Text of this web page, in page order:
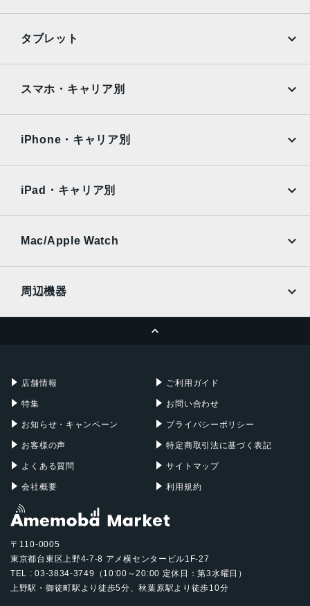
AQUOS
OPPO Android
タブレット
Surface
Xiaomi Tablet
スマホ・キャリア別
Ymobile
UQmobile
iPhone・キャリア別
Ymobile
UQmobile
iPad・キャリア別
Mac/Apple Watch
周辺機器
店舗情報
特集
お知らせ・キャンペーン
お客様の声
よくある質問
会社概要
ご利用ガイド
お問い合わせ
プライバシーポリシー
特定商取引法に基づく表記
サイトマップ
利用規約
〒110-0005
東京都台東区上野4-7-8 アメ横センタービル1F-27
TEL : 03-3834-3749（10:00～20:00 定休日：第3水曜日）
上野駅・御徒町駅より徒歩5分、秋葉原駅より徒歩10分